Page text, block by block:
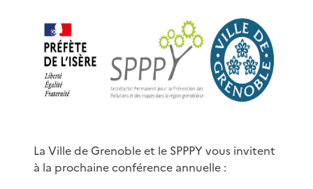
La Ville de Grenoble et le SPPPY vous invitent
à la prochaine conférence annuelle :